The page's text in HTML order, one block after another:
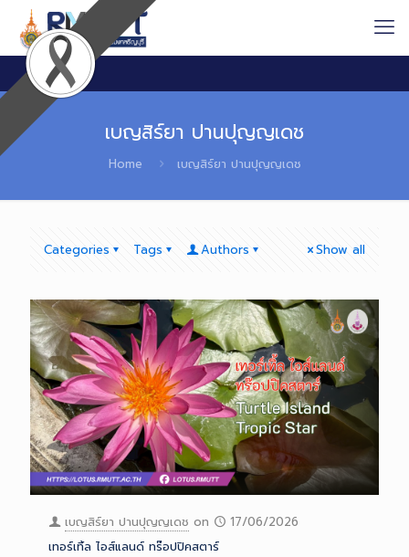
เบญสิร์ยา ปานปุญญเดช
Home เบญสิร์ยา ปานปุญญเดช
Categories Tags Authors Show all
เบญสิร์ยา ปานปุญญเดช on
17/06/2026
เทอร์เทิ้ล ไอส์แลนด์ ทร๊อปปิคสตาร์